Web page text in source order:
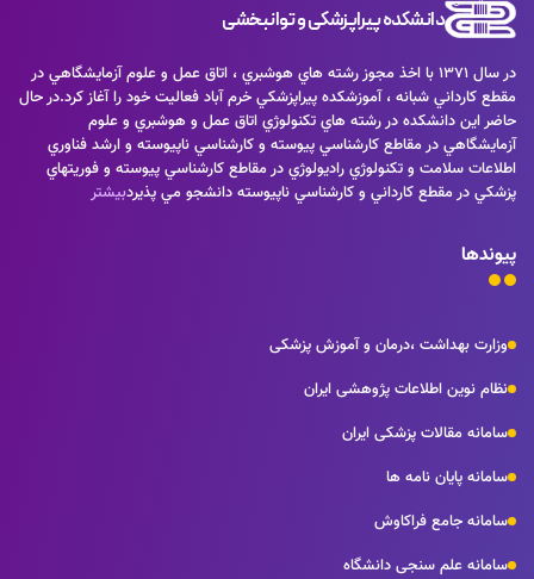
دانشکده پیراپزشکی و توانبخشی
در سال 1371 با اخذ مجوز رشته هاي هوشبري ، اتاق عمل و علوم آزمايشگاهي در
مقطع كارداني شبانه ، آموزشكده پيراپزشكي خرم آباد فعاليت خود را آغاز كرد.در حال
حاضر اين دانشكده در رشته هاي تكنولوژي اتاق عمل و هوشبري و علوم
آزمايشگاهي در مقاطع كارشناسي پيوسته و كارشناسي ناپيوسته و ارشد فناوري
اطلاعات سلامت و تكنولوژي راديولوژي در مقاطع كارشناسي پيوسته و فوريتهاي
پزشكي در مقطع كارداني و كارشناسي ناپيوسته دانشجو مي پذيردبیشتر
پیوندها
وزارت بهداشت ،درمان و آموزش پزشکی
نظام نوین اطلاعات پژوهشی ایران
سامانه مقالات پزشکی ایران
سامانه پایان نامه ها
سامانه جامع فراکاوش
سامانه علم سنجی دانشگاه